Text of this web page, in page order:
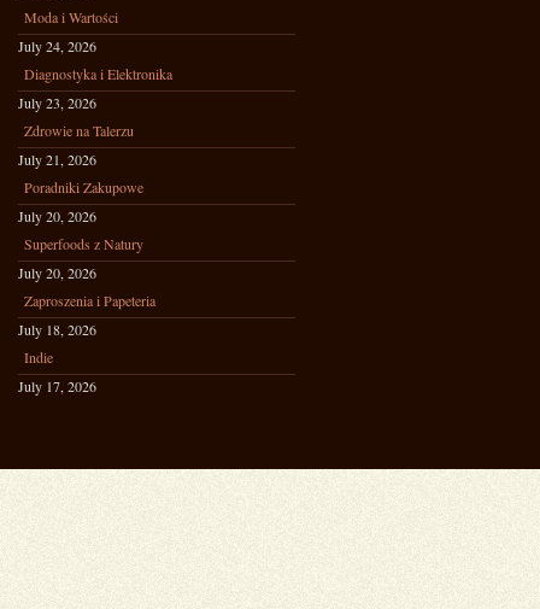
Moda i Wartości
July 24, 2026
Diagnostyka i Elektronika
July 23, 2026
Zdrowie na Talerzu
July 21, 2026
Poradniki Zakupowe
July 20, 2026
Superfoods z Natury
July 20, 2026
Zaproszenia i Papeteria
July 18, 2026
Indie
July 17, 2026